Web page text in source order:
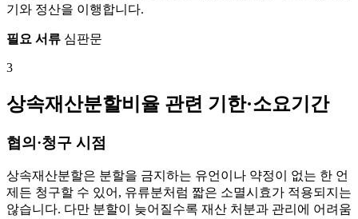
기와 정산을 이행합니다.
필요 서류 심판문
3
상속재산분할비율 관련 기한·소요기간
협의·청구 시점
상속재산분할은 분할을 금지하는 유언이나 약정이 없는 한 언
제든 청구할 수 있어, 유류분처럼 짧은 소멸시효가 적용되지는
않습니다. 다만 분할이 늦어질수록 재산 처분과 관리에 어려움